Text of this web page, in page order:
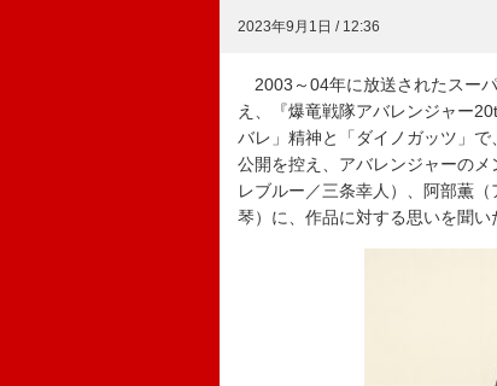
2023年9月1日 / 12:36
2003～04年に放送されたスー
え、『爆竜戦隊アバレンジャー
バレ」精神と「ダイノガッツ」
公開を控え、アバレンジャーの
レブルー／三条幸人）、阿部薫
琴）に、作品に対する思いを聞い